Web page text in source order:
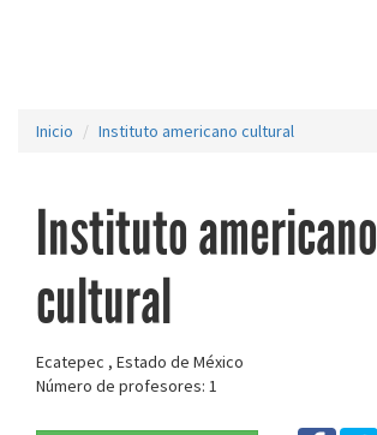
Inicio Instituto americano cultural
Instituto americano
cultural
Ecatepec , Estado de México
Número de profesores: 1